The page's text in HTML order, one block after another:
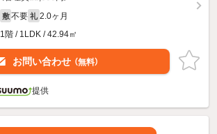
敷 不要 礼 2.0ヶ月
1階 / 1LDK / 42.94㎡
お問い合わせ （無料）
提供